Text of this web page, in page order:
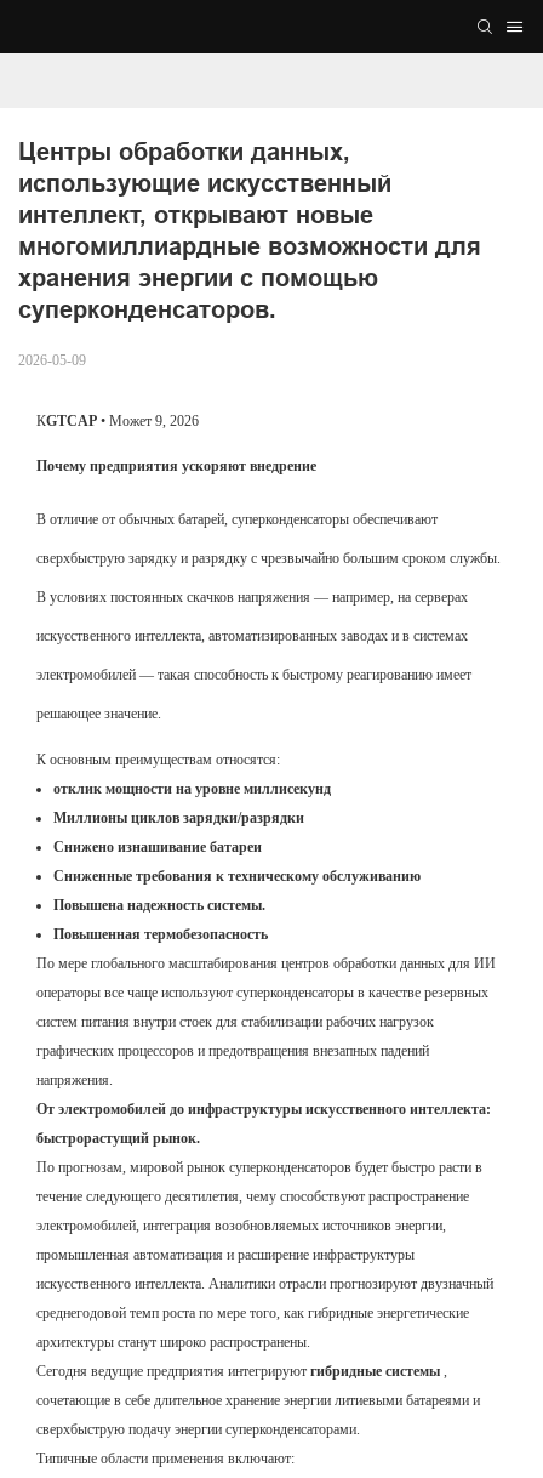
Центры обработки данных,
использующие искусственный
интеллект, открывают новые
многомиллиардные возможности для
хранения энергии с помощью
суперконденсаторов.
2026-05-09
КGTCAP • Может 9, 2026
Почему предприятия ускоряют внедрение
В отличие от обычных батарей, суперконденсаторы обеспечивают
сверхбыструю зарядку и разрядку с чрезвычайно большим сроком службы.
В условиях постоянных скачков напряжения — например, на серверах
искусственного интеллекта, автоматизированных заводах и в системах
электромобилей — такая способность к быстрому реагированию имеет
решающее значение.
К основным преимуществам относятся:
отклик мощности на уровне миллисекунд
Миллионы циклов зарядки/разрядки
Снижено изнашивание батареи
Сниженные требования к техническому обслуживанию
Повышена надежность системы.
Повышенная термобезопасность
По мере глобального масштабирования центров обработки данных для ИИ
операторы все чаще используют суперконденсаторы в качестве резервных
систем питания внутри стоек для стабилизации рабочих нагрузок
графических процессоров и предотвращения внезапных падений
напряжения.
От электромобилей до инфраструктуры искусственного интеллекта:
быстрорастущий рынок.
По прогнозам, мировой рынок суперконденсаторов будет быстро расти в
течение следующего десятилетия, чему способствуют распространение
электромобилей, интеграция возобновляемых источников энергии,
промышленная автоматизация и расширение инфраструктуры
искусственного интеллекта. Аналитики отрасли прогнозируют двузначный
среднегодовой темп роста по мере того, как гибридные энергетические
архитектуры станут широко распространены.
Сегодня ведущие предприятия интегрируют гибридные системы ,
сочетающие в себе длительное хранение энергии литиевыми батареями и
сверхбыструю подачу энергии суперконденсаторами.
Типичные области применения включают: